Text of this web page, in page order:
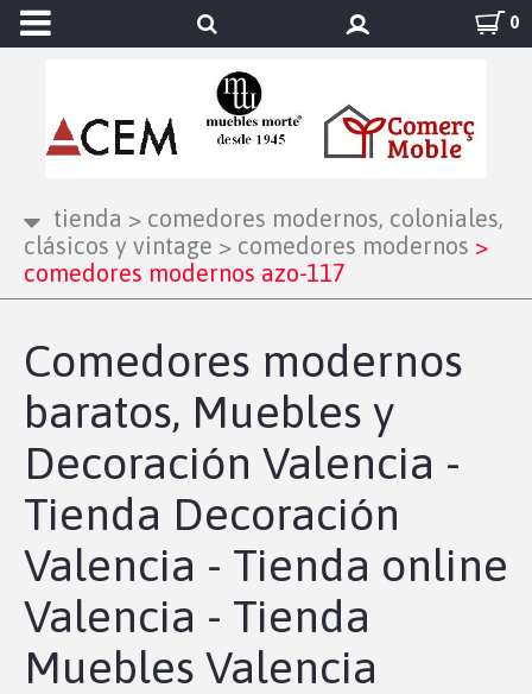
0
tienda > comedores modernos, coloniales,
clásicos y vintage > comedores modernos >
comedores modernos azo-117
Comedores modernos
baratos, Muebles y
Decoración Valencia -
Tienda Decoración
Valencia - Tienda online
Valencia - Tienda
Muebles Valencia